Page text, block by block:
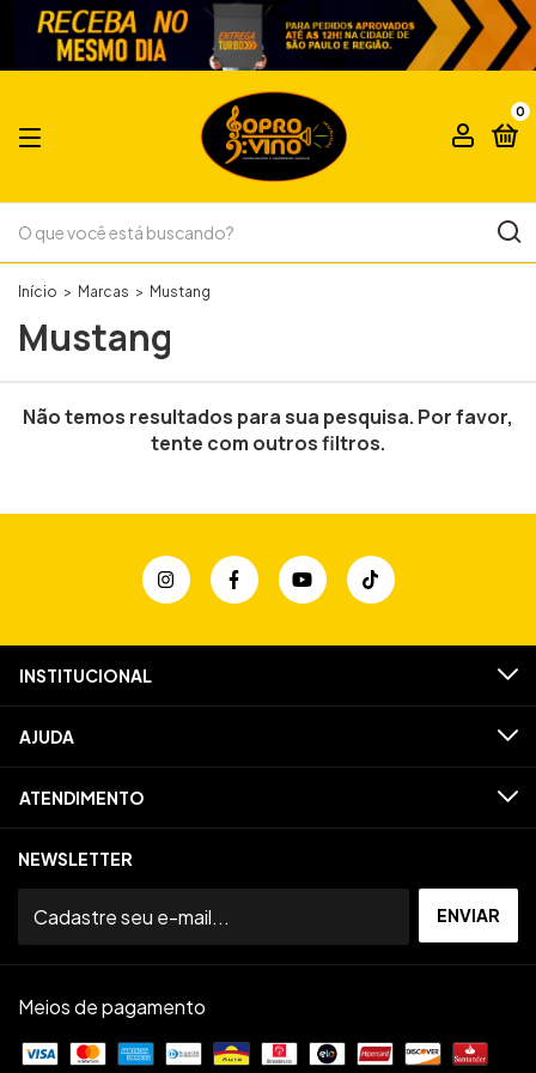
0
Início > Marcas > Mustang
Mustang
Não temos resultados para sua pesquisa. Por favor,
tente com outros filtros.
INSTITUCIONAL
AJUDA
ATENDIMENTO
NEWSLETTER
Meios de pagamento